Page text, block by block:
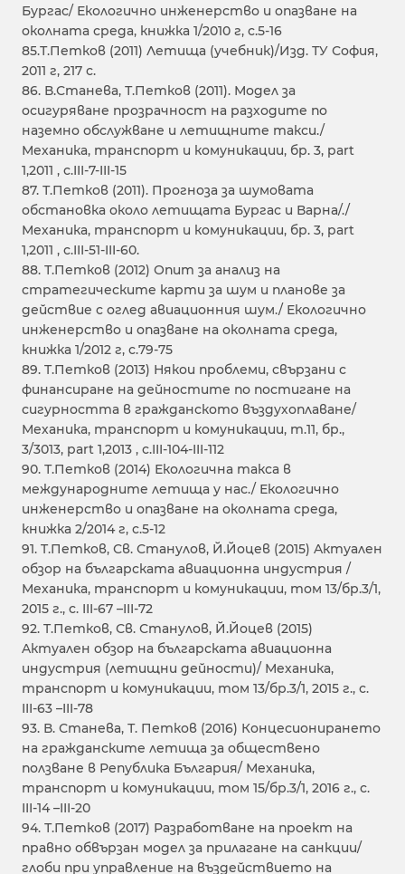
Бургас/ Екологично инженерство и опазване на
околната среда, книжка 1/2010 г, с.5-16
85.Т.Петков (2011) Летища (учебник)/Изд. ТУ София,
2011 г, 217 с.
86. В.Станева, Т.Петков (2011). Модел за
осигуряване прозрачност на разходите по
наземно обслужване и летищните такси./
Механика, транспорт и комуникации, бр. 3, part
1,2011 , с.III-7-III-15
87. Т.Петков (2011). Прогноза за шумовата
обстановка около летищата Бургас и Варна/./
Механика, транспорт и комуникации, бр. 3, part
1,2011 , с.III-51-III-60.
88. Т.Петков (2012) Опит за анализ на
стратегическите карти за шум и планове за
действие с оглед авиационния шум./ Екологично
инженерство и опазване на околната среда,
книжка 1/2012 г, с.79-75
89. T.Петков (2013) Някои проблеми, свързани с
финансиране на дейностите по постигане на
сигурността в гражданското въздухоплаване/
Механика, транспорт и комуникации, т.11, бр.,
3/3013, part 1,2013 , с.III-104-III-112
90. Т.Петков (2014) Екологична такса в
международните летища у нас./ Екологично
инженерство и опазване на околната среда,
книжка 2/2014 г, с.5-12
91. T.Петков, Св. Станулов, Й.Йоцев (2015) Aктуален
обзор на българската авиационна индустрия /
Механика, транспорт и комуникации, том 13/бр.3/1,
2015 г., с. III-67 –III-72
92. T.Петков, Св. Станулов, Й.Йоцев (2015)
Aктуален обзор на българската авиационна
индустрия (летищни дейности)/ Механика,
транспорт и комуникации, том 13/бр.3/1, 2015 г., с.
III-63 –III-78
93. В. Станева, Т. Петков (2016) Концесионирането
на гражданските летища за обществено
ползване в Република България/ Механика,
транспорт и комуникации, том 15/бр.3/1, 2016 г., с.
III-14 –III-20
94. Т.Петков (2017) Разработване на проект на
правно обвързан модел за прилагане на санкции/
глоби при управление на въздействието на